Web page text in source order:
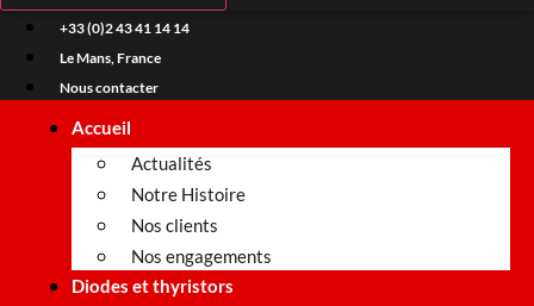
+33 (0)2 43 41 14 14
Le Mans, France
Nous contacter
Accueil
Actualités
Notre Histoire
Nos clients
Nos engagements
Diodes et thyristors